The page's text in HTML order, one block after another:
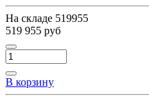
На складе 519955
519 955 руб
В корзину